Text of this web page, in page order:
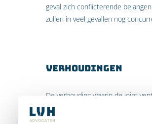
geval zich conflicterende
zullen in veel gevallen nog
Verhoudingen
De verhouding waarin de joint
de waarde van de inbreng van